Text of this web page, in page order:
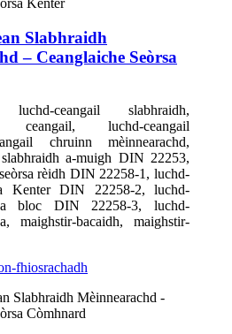
Slabhraidh
– Ceanglaiche Seòrsa
luchd-ceangail slabhraidh,
ceangail, luchd-ceangail
chruinn mèinnearachd,
a-muigh DIN 22253,
rèidh DIN 22258-1, luchd-
Kenter DIN 22258-2, luchd-
bloc DIN 22258-3, luchd-
maighstir-bacaidh, maighstir-
fhiosrachadh